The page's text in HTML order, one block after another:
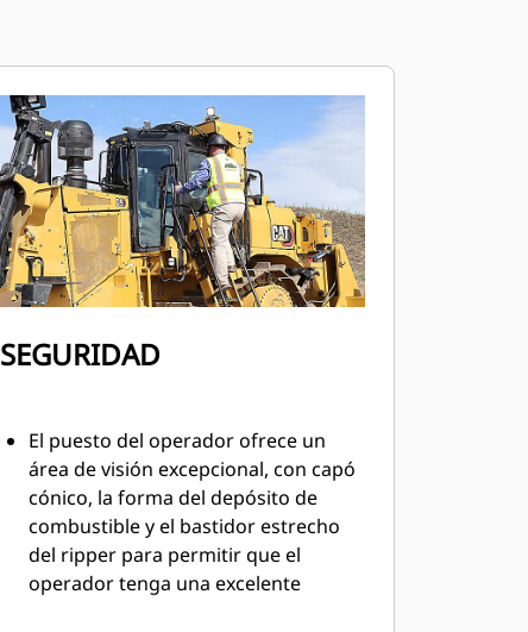
SEGURIDAD
El puesto del operador ofrece un
área de visión excepcional, con capó
cónico, la forma del depósito de
combustible y el bastidor estrecho
del ripper para permitir que el
operador tenga una excelente